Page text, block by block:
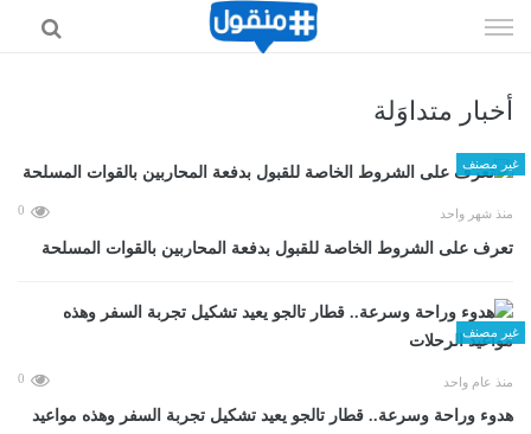
الى
أخبار متداوَلة
غير مصنف
منذ شهر واحد 0
تعرف على الشروط الخاصة للقبول بدفعة المحاربين بالقوات المسلحة
غير مصنف
منذ عام واحد 0
هدوء وراحة وسرعة.. قطار تالجو يعيد تشكيل تجربة السفر وهذه مواعيد